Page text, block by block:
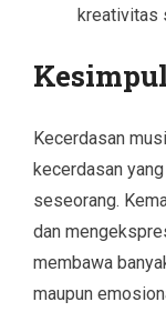
kreativitas
Kecerdasan
kecerdasan
seseorang.
dan
membawa
maupun